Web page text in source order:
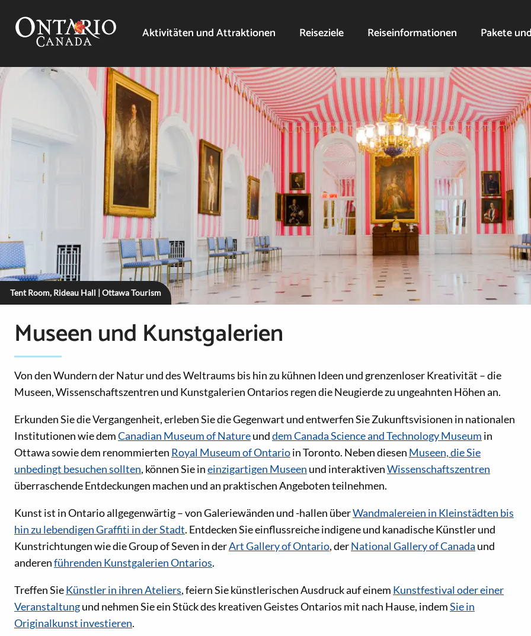
Aktivitäten und Attraktionen Reiseziele Reiseinformationen Pakete
Tent Room, Rideau Hall | Ottawa Tourism
Museen und Kunstgalerien
Von den Wundern der Natur und des Weltraums bis hin zu kühnen Ideen und grenzenloser Kreativität – die
Museen, Wissenschaftszentren und Kunstgalerien Ontarios regen die Neugierde zu ungeahnten Höhen an.
Erkunden Sie die Vergangenheit, erleben Sie die Gegenwart und entwerfen Sie Zukunftsvisionen in nationalen
Institutionen wie demCanadian Museum of Natureunddem Canada Science and Technology Museum in
Ottawa sowie dem renommierten Royal Museum of Ontarioin Toronto. Neben diesen Museen, die Sie
unbedingt besuchen sollten, können Sie ineinzigartigen Museen und interaktivenWissenschaftszentren
überraschende Entdeckungen machen und an praktischen Angeboten teilnehmen.
Kunst ist in Ontario allgegenwärtig – von Galeriewänden und -hallen überWandmalereien in Kleinstädten bis
hin zu lebendigen Graffiti in der Stadt. Entdecken Sie einflussreiche indigene und kanadische Künstler und
Kunstrichtungen wie die Group of Seven in derArt Gallery of Ontario, derNational Gallery of Canada und
anderenführenden Kunstgalerien Ontarios.
Treffen SieKünstler in ihren Ateliers, feiern Sie künstlerischen Ausdruck auf einem Kunstfestival oder einer
Veranstaltungund nehmen Sie ein Stück des kreativen Geistes Ontarios mit nach Hause, indemSie in
Originalkunst investieren.